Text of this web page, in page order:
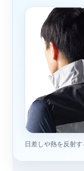
日差しや熱を反射